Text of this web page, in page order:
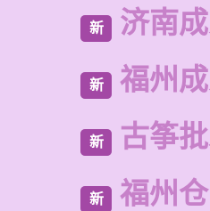
新 济南
新 福州
新 古筝
新 福州